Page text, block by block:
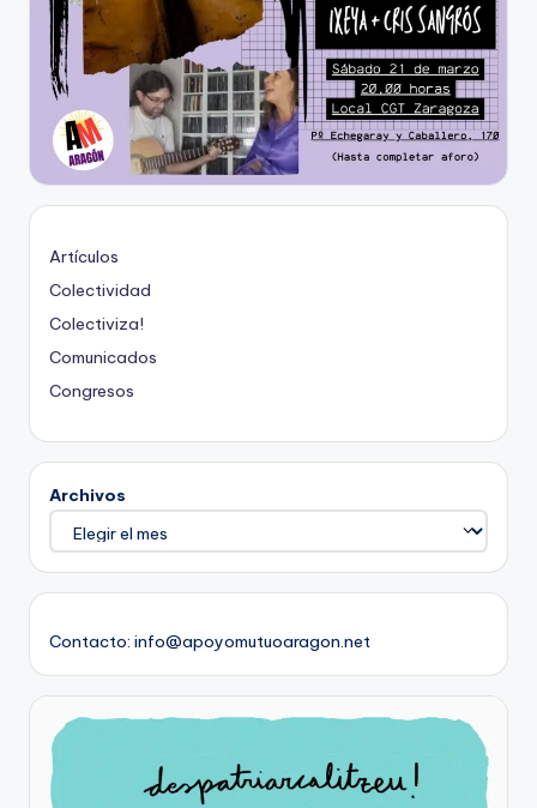
Artículos
Colectividad
Colectiviza!
Comunicados
Congresos
Archivos
Contacto: info@apoyomutuoaragon.net